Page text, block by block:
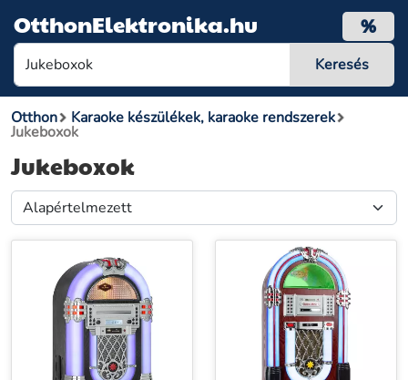
OtthonElektronika.hu %
Otthon Karaoke készülékek, karaoke rendszerek
Jukeboxok
Jukeboxok